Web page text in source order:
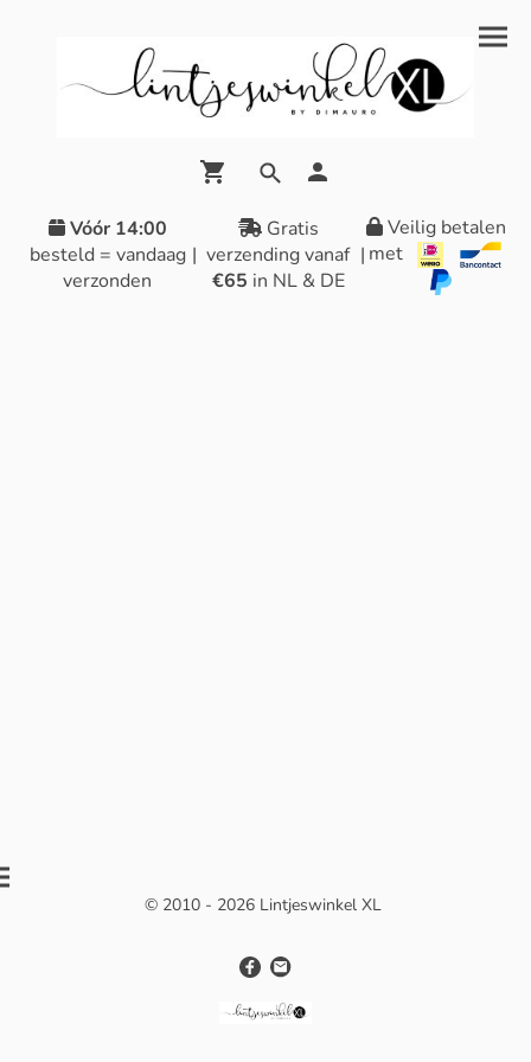
Vóór 14:00
besteld = vandaag
verzonden
|
Gratis
verzending vanaf
€65 in NL & DE
|
Veilig betalen
met
© 2010 - 2026 Lintjeswinkel XL